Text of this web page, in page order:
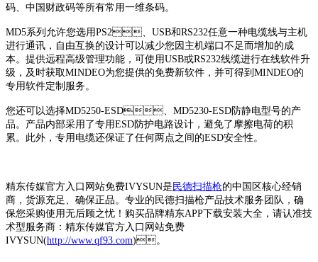
码、中国财政码等所有常用一维条码。
MD5系列允许您选用PS2、USB和RS232任意一种电缆线与主机
进行通讯，自由互换的设计可以减少您因主机端口不足而增加的成
本。提供远程高级管理功能，可使用USB或RS232线缆进行在线软件升
级，及时获取MINDEO为您提供的免费新软件，并可得到MINDEO的
专用软件定制服务。
您还可以选择MD5250-ESD、MD5230-ESD防静电型号的产
品。产品内部采用了专用ESD防护电路设计，避免了摩擦电荷的积
累。此外，专用电缆还保证了任何两点之间的ESD安全性。
精东传媒官方入口网站免费IVYSUN是 民德扫描枪的中国区核心经销
商，货源充足、确保正品。专业的民德扫描枪产品技术服务团队，确
保您采购使用无后顾之忧！购买品牌精东APP下载安装大全，请认准技
术型服务商：精东传媒官方入口网站免费
IVYSUN(http://www.qf93.com)。